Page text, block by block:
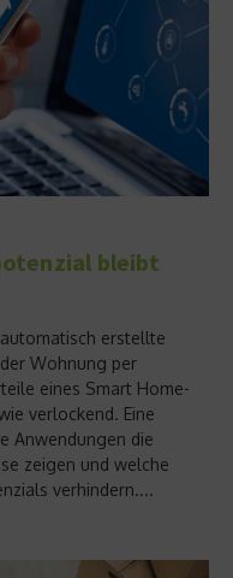
bleibt
erstellte
Wohnung per
eines Smart Home-
verlockend. Eine
Anwendungen die
zeigen und welche
verhindern....